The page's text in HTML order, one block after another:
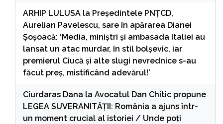
ARHIP LULUSA la Președintele PNȚCD,
Aurelian Pavelescu, sare în apărarea Dianei
Șoșoacă: ‘Media, miniștri și ambasada Italiei au
lansat un atac murdar, în stil bolșevic, iar
premierul Ciucă și alte slugi nevrednice s-au
făcut preș, mistificând adevărul!’
Ciurdaras Dana la Avocatul Dan Chitic propune
LEGEA SUVERANITĂȚII: România a ajuns într-
un moment crucial al istoriei / Unde poți